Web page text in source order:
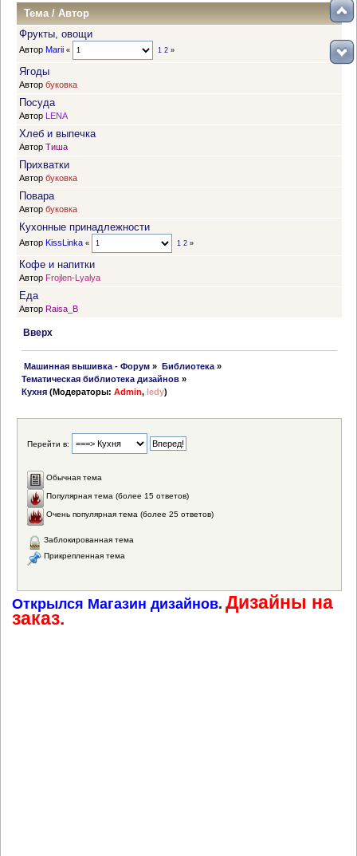
Тема/Автор
Фрукты, овощи
Автор Marii « 1 2»
Ягоды
Автор буковка
Посуда
Автор LENA
Хлеб и выпечка
Автор Тиша
Прихватки
Автор буковка
Повара
Автор буковка
Кухонные принадлежности
Автор KissLinka « 1 2»
Кофе и напитки
Автор Frojlen-Lyalya
Еда
Автор Raisa_B
Вверх
Машинная вышивка - Форум » Библиотека»
Тематическая библиотека дизайнов »
Кухня (Модераторы:Admin, ledy)
Перейти в:
Обычная тема
Популярная тема (более 15 ответов)
Очень популярная тема (более 25 ответов)
Заблокированная тема
Прикрепленная тема
Открылся Магазин дизайнов. Дизайны на
заказ.